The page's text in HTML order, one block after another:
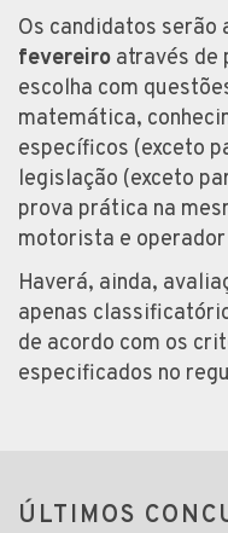
Os candidatos serão
fevereiro através de
escolha com
matemática,
específicos (exceto
legislação (exceto
prova prática na
motorista e
Haverá, ainda,
apenas
de acordo com os
especificados no
ÚLTIMOS